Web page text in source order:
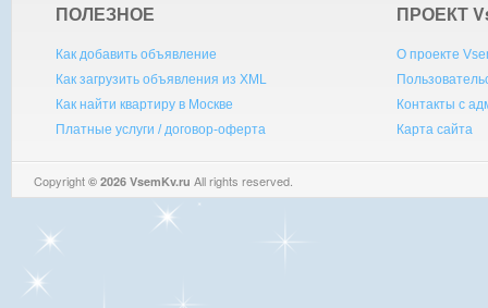
ПОЛЕЗНОЕ
Как добавить объявление
Как загрузить объявления из XML
Как найти квартиру в Москве
Платные услуги / договор-оферта
ПРОЕКТ V
О проекте
Контакты с
Карта сайта
Copyright © 2026 VsemKv.ru All rights reserved.